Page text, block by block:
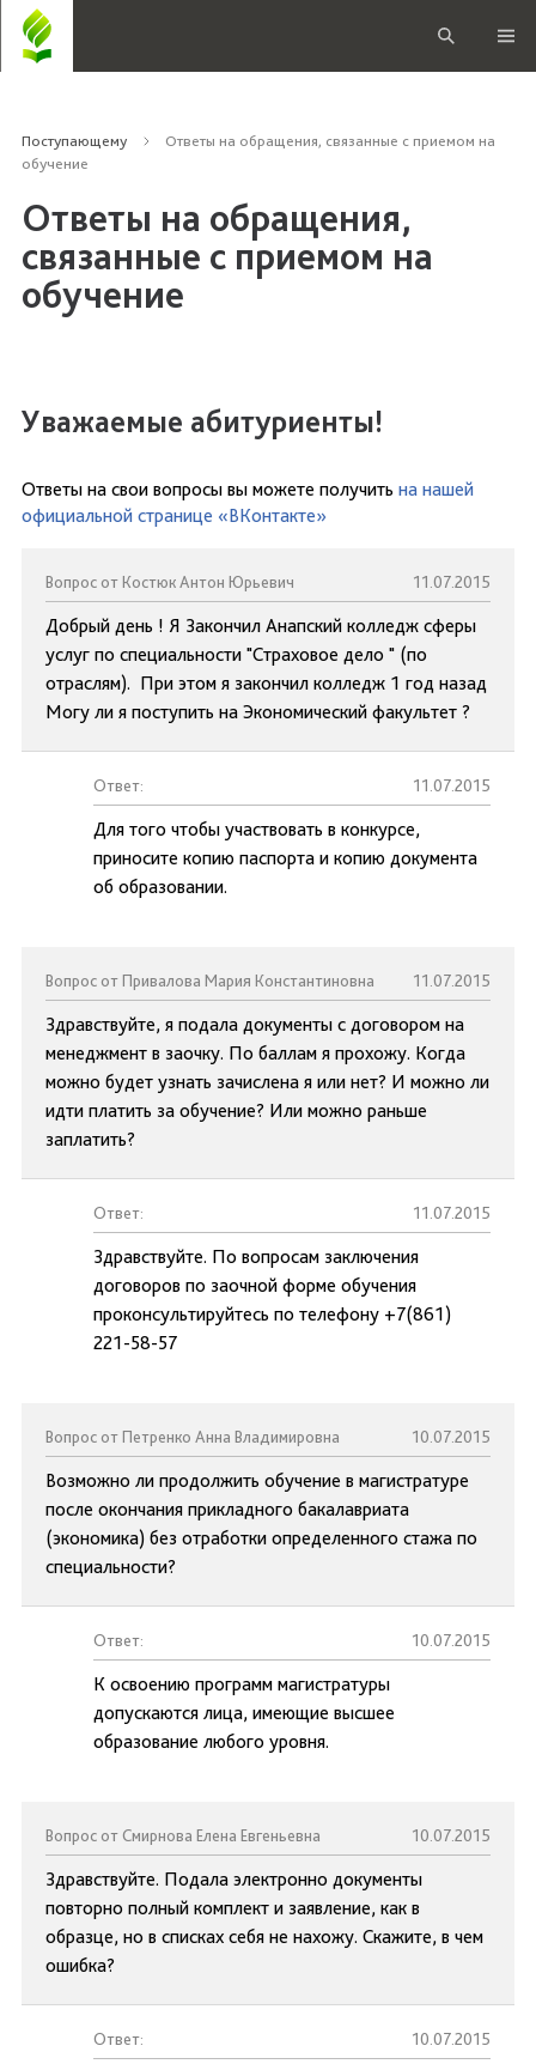
Поступающему
Ответы на обращения, связанные с приемом на
обучение
Ответы на обращения,
связанные с приемом на
обучение
Уважаемые абитуриенты!
Ответы на свои вопросы вы можете получить на нашей
официальной странице «ВКонтакте»
Вопрос от Костюк Антон Юрьевич 11.07.2015
Добрый день ! Я Закончил Анапский колледж сферы
услуг по специальности "Страховое дело " (по
отраслям). При этом я закончил колледж 1 год назад
Могу ли я поступить на Экономический факультет ?
Ответ: 11.07.2015
Для того чтобы участвовать в конкурсе,
приносите копию паспорта и копию документа
об образовании.
Вопрос от Привалова Мария Константиновна 11.07.2015
Здравствуйте, я подала документы с договором на
менеджмент в заочку. По баллам я прохожу. Когда
можно будет узнать зачислена я или нет? И можно ли
идти платить за обучение? Или можно раньше
заплатить?
Ответ: 11.07.2015
Здравствуйте. По вопросам заключения
договоров по заочной форме обучения
проконсультируйтесь по телефону +7(861)
221-58-57
Вопрос от Петренко Анна Владимировна 10.07.2015
Возможно ли продолжить обучение в магистратуре
после окончания прикладного бакалавриата
(экономика) без отработки определенного стажа по
специальности?
Ответ: 10.07.2015
К освоению программ магистратуры
допускаются лица, имеющие высшее
образование любого уровня.
Вопрос от Смирнова Елена Евгеньевна 10.07.2015
Здравствуйте. Подала электронно документы
повторно полный комплект и заявление, как в
образце, но в списках себя не нахожу. Скажите, в чем
ошибка?
Ответ: 10.07.2015